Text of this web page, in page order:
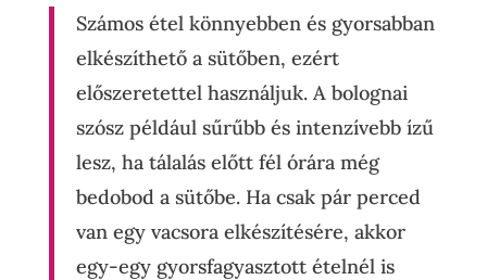
Számos étel könnyebben és gyorsabban
elkészíthető a sütőben, ezért
előszeretettel használjuk. A bolognai
szósz például sűrűbb és intenzívebb ízű
lesz, ha tálalás előtt fél órára még
bedobod a sütőbe. Ha csak pár perced
van egy vacsora elkészítésére, akkor
egy-egy gyorsfagyasztott ételnél is